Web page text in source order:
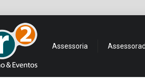
Assessoria